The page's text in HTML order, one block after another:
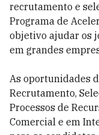
recrutamento e
Programa de
objetivo ajudar os
em grandes
As oportunidades
Recrutamento,
Processos de
Comercial e em